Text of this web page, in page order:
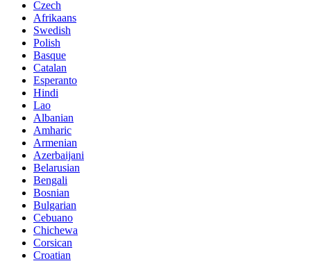
Czech
Afrikaans
Swedish
Polish
Basque
Catalan
Esperanto
Hindi
Lao
Albanian
Amharic
Armenian
Azerbaijani
Belarusian
Bengali
Bosnian
Bulgarian
Cebuano
Chichewa
Corsican
Croatian